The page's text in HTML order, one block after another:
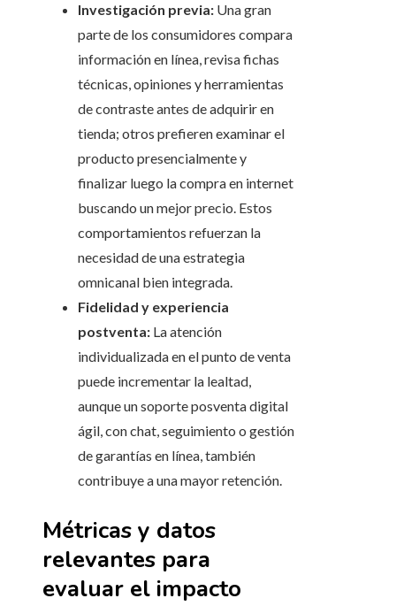
Investigación previa: Una gran
parte de los consumidores compara
información en línea, revisa fichas
técnicas, opiniones y herramientas
de contraste antes de adquirir en
tienda; otros prefieren examinar el
producto presencialmente y
finalizar luego la compra en internet
buscando un mejor precio. Estos
comportamientos refuerzan la
necesidad de una estrategia
omnicanal bien integrada.
Fidelidad y experiencia
postventa: La atención
individualizada en el punto de venta
puede incrementar la lealtad,
aunque un soporte posventa digital
ágil, con chat, seguimiento o gestión
de garantías en línea, también
contribuye a una mayor retención.
Métricas y datos
relevantes para
evaluar el impacto